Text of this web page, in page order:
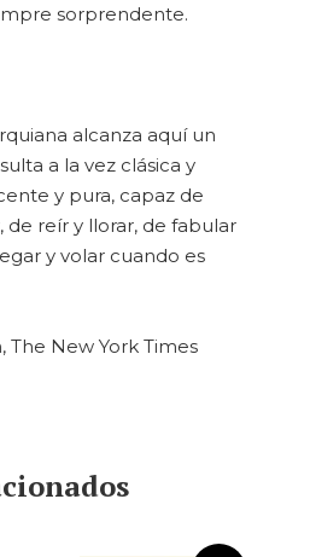
sorprendente.
alcanza aquí un
a la vez clásica y
y pura, capaz de
de reír y llorar, de fabular
y volar cuando es
The New York Times